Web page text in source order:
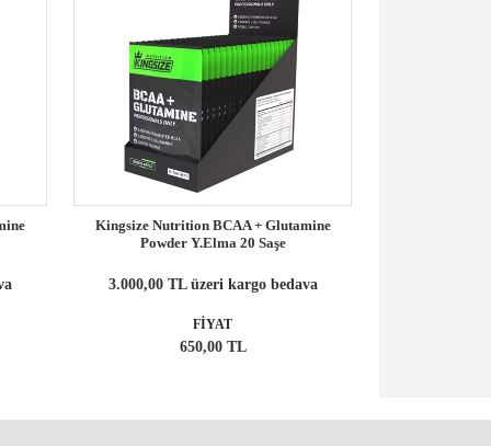
Kingsize Nutrition BCAA + Glutamine
Powder Y.Elma 20 Saşe
3.000,00 TL üzeri kargo bedava
FİYAT
650,00 TL